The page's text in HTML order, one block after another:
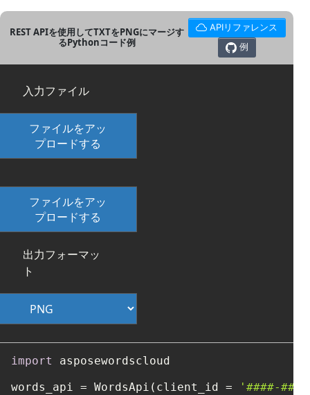
REST APIを使用してTXTをPNGにマージす
るPythonコード例
APIリファレンス
例
入力ファイル
ファイルをアッ
プロードする
ファイルをアッ
プロードする
出力フォーマッ
ト
import
asposewordscloud
words_api = WordsApi(client_id =
'####-